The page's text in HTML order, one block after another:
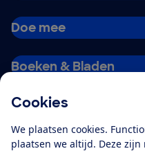
Cookies
We plaatsen cookies.
plaatsen we altijd. Deze
Doe mee
Boeken & Bladen